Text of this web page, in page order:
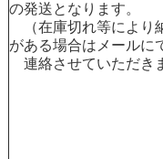
の発送となります。
（在庫切れ等により
がある場合はメールに
連絡させていただき